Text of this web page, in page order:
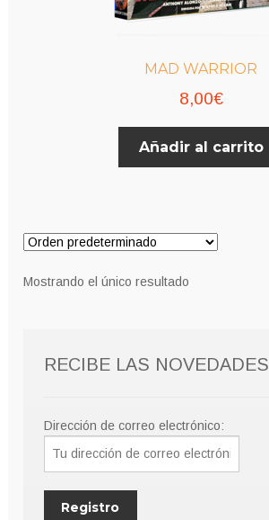
MAD WARRIOR
8,00€
Añadir al carrito
Mostrando el único resultado
RECIBE LAS NOVEDADES
Dirección de correo electrónico: